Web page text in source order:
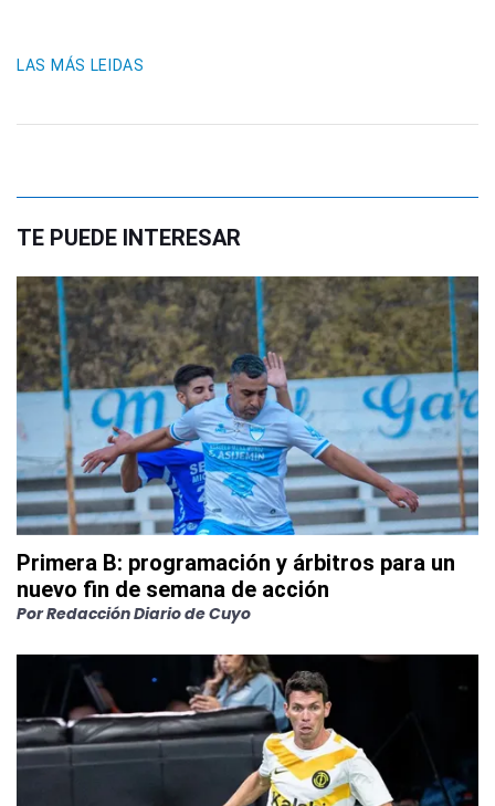
LAS MÁS LEIDAS
TE PUEDE INTERESAR
Primera B: programación y árbitros para un
nuevo fin de semana de acción
PorRedacción Diario de Cuyo